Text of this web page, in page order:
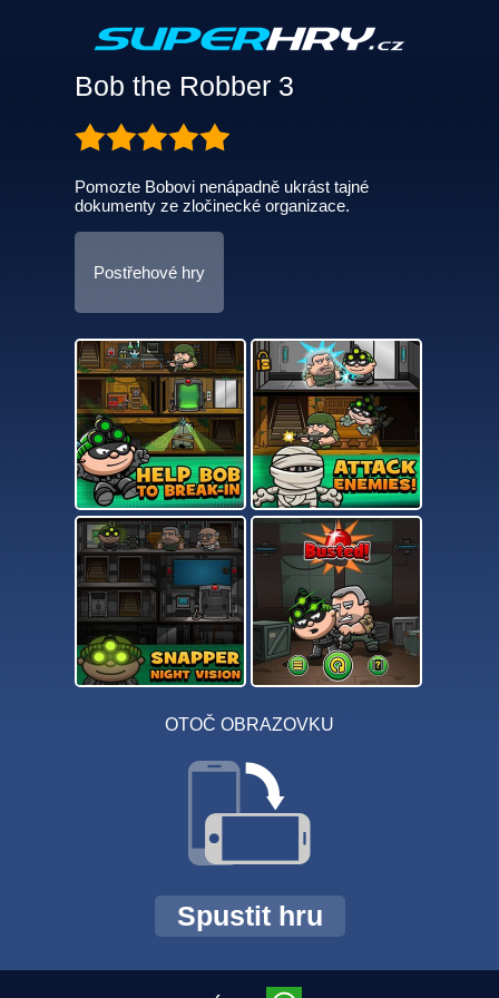
Bob the Robber 3
Pomozte Bobovi nenápadně ukrást tajné
dokumenty ze zločinecké organizace.
Postřehové hry
OTOČ OBRAZOVKU
Spustit hru